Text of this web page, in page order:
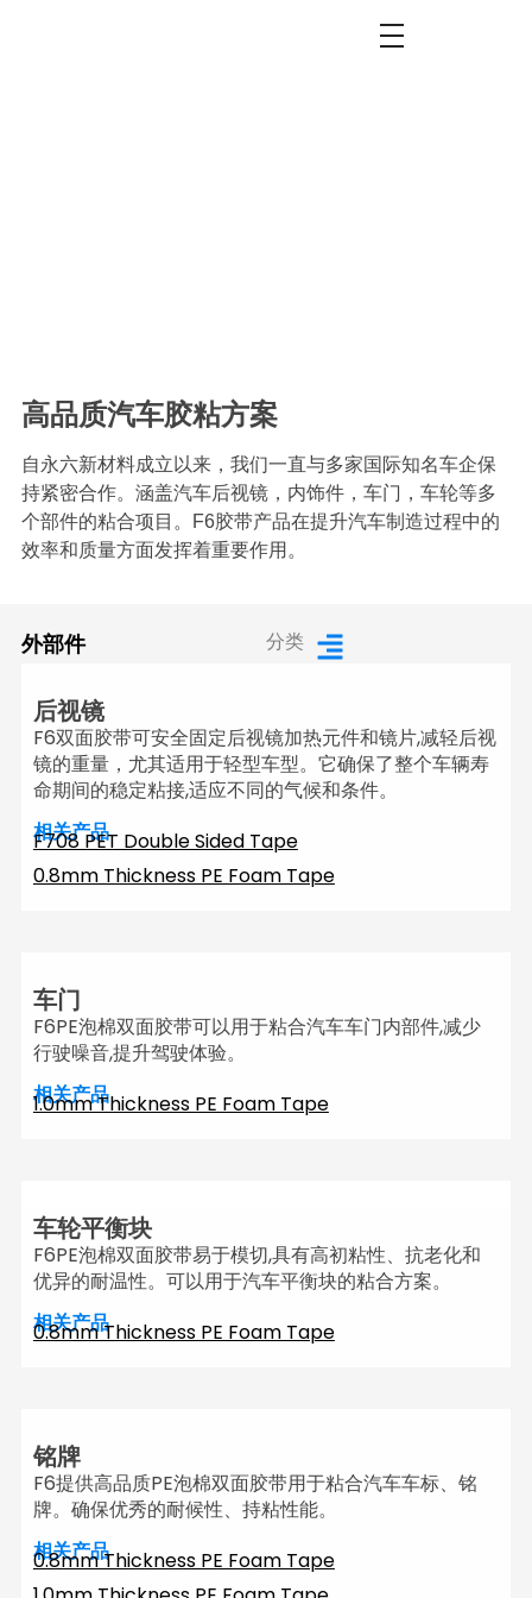
高品质汽车胶粘方案
自永六新材料成立以来，我们一直与多家国际知名车企保
持紧密合作。涵盖汽车后视镜，内饰件，车门，车轮等多
个部件的粘合项目。F6胶带产品在提升汽车制造过程中的
效率和质量方面发挥着重要作用。
外部件 分类
后视镜
F6双面胶带可安全固定后视镜加热元件和镜片,减轻后视
镜的重量，尤其适用于轻型车型。它确保了整个车辆寿
命期间的稳定粘接,适应不同的气候和条件。
相关产品
F708 PET Double Sided Tape
0.8mm Thickness PE Foam Tape
车门
F6PE泡棉双面胶带可以用于粘合汽车车门内部件,减少
行驶噪音,提升驾驶体验。
相关产品
1.0mm Thickness PE Foam Tape
车轮平衡块
F6PE泡棉双面胶带易于模切,具有高初粘性、抗老化和
优异的耐温性。可以用于汽车平衡块的粘合方案。
相关产品
0.8mm Thickness PE Foam Tape
铭牌
F6提供高品质PE泡棉双面胶带用于粘合汽车车标、铭
牌。确保优秀的耐候性、持粘性能。
相关产品
0.8mm Thickness PE Foam Tape